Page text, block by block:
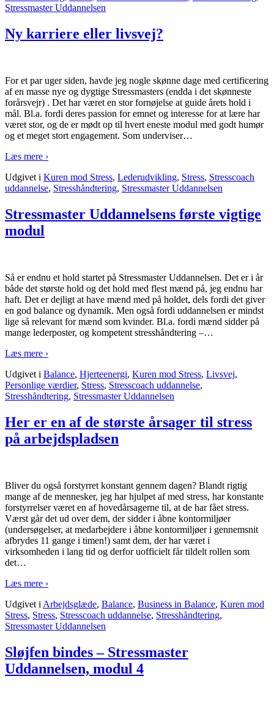
Stressmaster Uddannelsen
Ny karriere eller livsvej?
For et par uger siden, havde jeg nogle skønne dage med certificering
af en masse nye og dygtige Stressmasters (endda i det skønneste
forårsvejr) . Det har været en stor fornøjelse at guide årets hold i
mål. Bl.a. fordi deres passion for emnet og interesse for at lære har
været stor, og de er mødt op til hvert eneste modul med godt humør
og et meget stort engagement. Som underviser…
Læs mere ›
Udgivet i Kuren mod Stress, Lederudvikling, Stress, Stresscoach
uddannelse, Stresshåndtering, Stressmaster Uddannelsen
Stressmaster Uddannelsens første vigtige
modul
Så er endnu et hold startet på Stressmaster Uddannelsen. Det er i år
både det største hold og det hold med flest mænd på, jeg endnu har
haft. Det er dejligt at have mænd med på holdet, dels fordi det giver
en god balance og dynamik. Men også fordi uddannelsen er mindst
lige så relevant for mænd som kvinder. Bl.a. fordi mænd sidder på
mange lederposter, og kompetent stresshåndtering –…
Læs mere ›
Udgivet i Balance, Hjerteenergi, Kuren mod Stress, Livsvej,
Personlige værdier, Stress, Stresscoach uddannelse,
Stresshåndtering, Stressmaster Uddannelsen
Her er en af de største årsager til stress
på arbejdspladsen
Bliver du også forstyrret konstant gennem dagen? Blandt rigtig
mange af de mennesker, jeg har hjulpet af med stress, har konstante
forstyrrelser været en af hovedårsagerne til, at de har fået stress.
Værst går det ud over dem, der sidder i åbne kontormiljøer
(undersøgelser, at medarbejdere i åbne kontormiljøer i gennemsnit
afbrydes 11 gange i timen!) samt dem, der har været i
virksomheden i lang tid og derfor uofficielt får tildelt rollen som
det…
Læs mere ›
Udgivet i Arbejdsglæde, Balance, Business in Balance, Kuren mod
Stress, Stress, Stresscoach uddannelse, Stresshåndtering,
Stressmaster Uddannelsen
Sløjfen bindes – Stressmaster
Uddannelsen, modul 4